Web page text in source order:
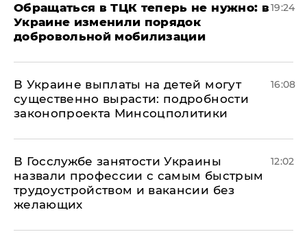
Обращаться в ТЦК теперь не нужно: в
Украине изменили порядок
добровольной мобилизации
19:24
В Украине выплаты на детей могут
существенно вырасти: подробности
законопроекта Минсоцполитики
16:08
В Госслужбе занятости Украины
назвали профессии с самым быстрым
трудоустройством и вакансии без
желающих
12:02